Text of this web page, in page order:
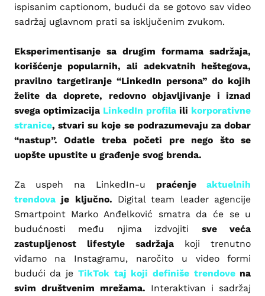
ispisanim captionom, budući da se gotovo sav video
sadržaj uglavnom prati sa isključenim zvukom.
Eksperimentisanje sa drugim formama sadržaja,
korišćenje popularnih, ali adekvatnih heštegova,
pravilno targetiranje “LinkedIn persona” do kojih
želite da doprete, redovno objavljivanje i iznad
svega optimizacija LinkedIn profila ili korporativne
stranice, stvari su koje se podrazumevaju za dobar
“nastup”. Odatle treba početi pre nego što se
uopšte upustite u građenje svog brenda.
Za uspeh na LinkedIn-u praćenjeaktuelnih
trendovaje ključno. Digital team leader agencije
Smartpoint Marko Anđelković smatra da će se u
budućnosti među njima izdvojiti sve veća
zastupljenost lifestyle sadržaja koji trenutno
viđamo na Instagramu, naročito u video formi
budući da je TikTok taj koji definiše trendovena
svim društvenim mrežama. Interaktivan i sadržaj